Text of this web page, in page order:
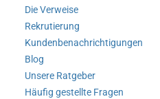
Die Verweise
Rekrutierung
Kundenbenachrichtigungen
Blog
Unsere Ratgeber
Häufig gestellte Fragen